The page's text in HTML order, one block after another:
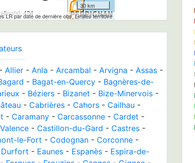
424
30 km
LR par date de dernière obs, Limites territoire
Allier - Anla - Arcambal - Arvigna - Assas -
- Bagat-en-Quercy - Bagnères-de-
- Béziers - Bizanet - Bize-Minervois -
- Cabrières - Cahors - Cailhau -
- Caramany - Carcassonne - Cardet -
- Castillon-du-Gard - Castres -
le-Fort - Codognan - Corconne -
Durfort - Eaunes - Espanès - Espira-de-